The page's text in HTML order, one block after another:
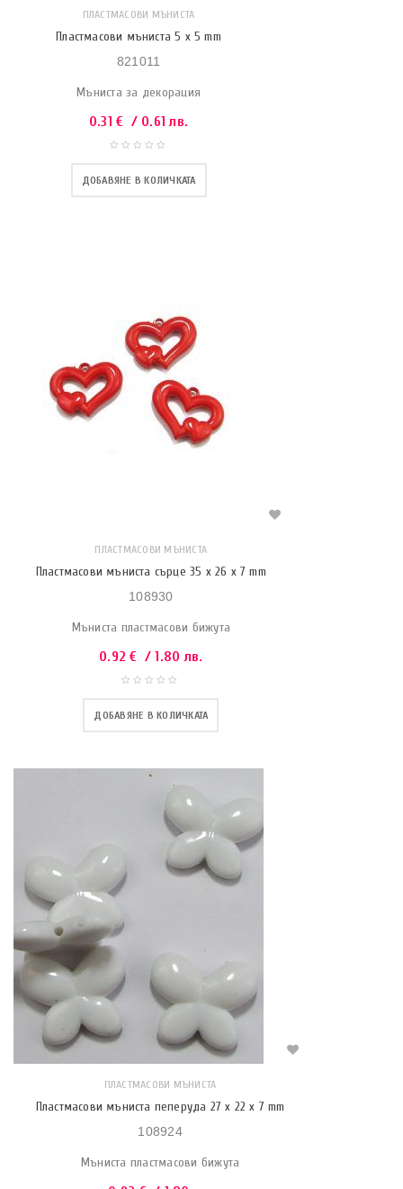
ПЛАСТМАСОВИ МЪНИСТА
Пластмасови мъниста 5 x 5 mm
821011
Мъниста за декорация
0.31€ / 0.61 лв.
ДОБАВЯНЕ В КОЛИЧКАТА
ПЛАСТМАСОВИ МЪНИСТА
Пластмасови мъниста сърце 35 x 26 x 7 mm
108930
Мъниста пластмасови бижута
0.92€ / 1.80 лв.
ДОБАВЯНЕ В КОЛИЧКАТА
ПЛАСТМАСОВИ МЪНИСТА
Пластмасови мъниста пеперуда 27 x 22 x 7 mm
108924
Мъниста пластмасови бижута